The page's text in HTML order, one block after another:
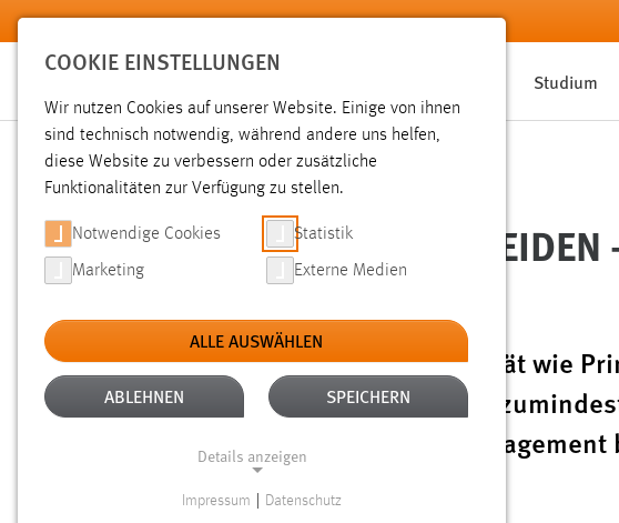
Zum Hauptinhalt springen
Studium
Sie sind hier:
Hochschule Aktuelles News der OTH Amberg-Weiden
NEUES MASTERMODUL:
25.03.2019
Einmal die Luft an einer Elite-Universität wie
Betriebswirtschaft wird das möglich –
den Online-Kurs Werte- und
COOKIE EINSTELLUNGEN
Wir nutzen Cookies auf unserer Website. Einige von ihnen
sind technisch notwendig, während andere uns helfen,
diese Website zu verbessern oder zusätzliche
Funktionalitäten zur Verfügung zu stellen.
Notwendige Cookies Statistik
Marketing Externe Medien
ALLE AUSWÄHLEN
ABLEHNEN SPEICHERN
Details anzeigen
Impressum Datenschutz